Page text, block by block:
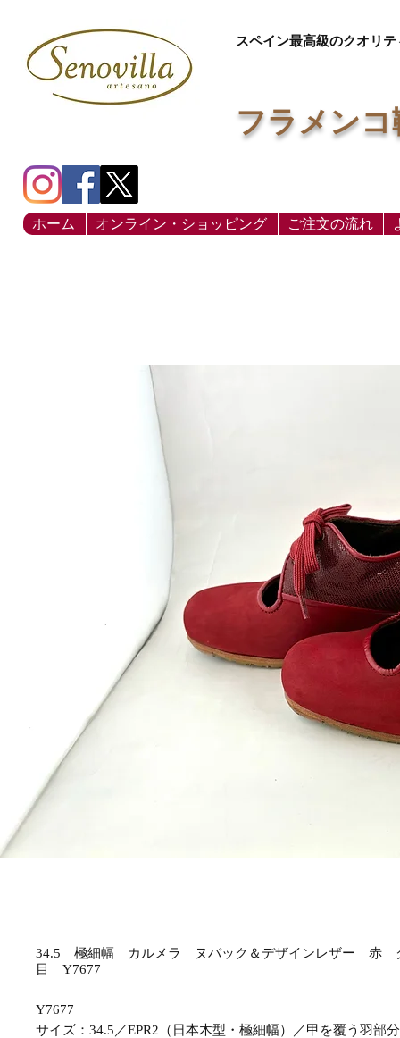
スペイン最高級のクオリ
フラメン
ホーム オンライン・ショッピング ご注文の流れ
34.5 極細幅 カルメラ ヌバック＆デザインレザー 赤
目 Y7677
Y7677
サイズ：34.5／EPR2（日本木型・極細幅）／甲を覆う羽部